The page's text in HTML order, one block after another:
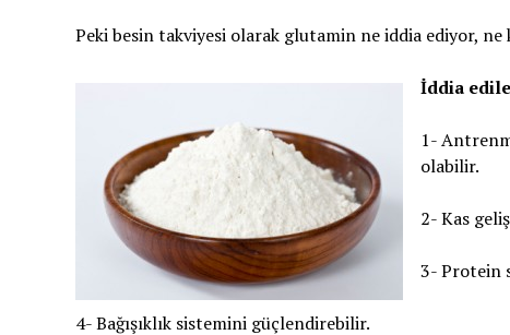
Peki besin takviyesi olarak glutamin ne iddia ediyor, ne
İddia
1-
olabilir.
2- Kas
3- Protein
4- Bağışıklık sistemini güçlendirebilir.